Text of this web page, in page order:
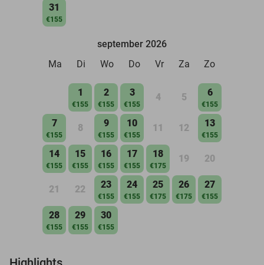
31
€155
september 2026
Ma
Di Wo Do Vr Za Zo
1
€155
2
€155
3
€155
4 5 6
€155
7
€155
8 9
€155
10
€155
11 12 13
€155
14
€155
15
€155
16
€155
17
€155
18
€175
19 20
21 22 23
€155
24
€155
25
€175
26
€175
27
€155
28
€155
29
€155
30
€155